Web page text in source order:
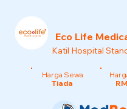
Eco Life
Katil Hospital
Harga Sewa
Tiada